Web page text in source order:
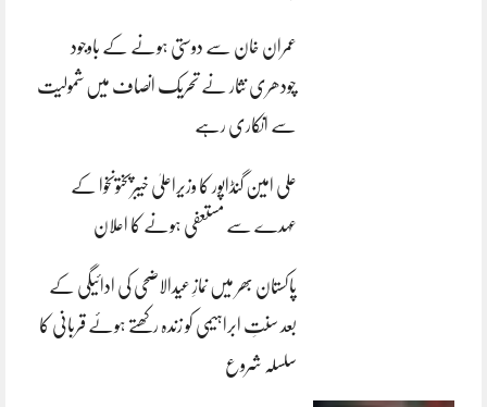
عمران خان سے دوستی ہونے کے باوجود
چودھری نثار نے تحریک انصاف میں شمولیت
سے انکاری رہے
علی امین گنڈاپور کا وزیراعلیٰ خیبرپختونخوا کے
عہدے سے مستعفی ہونے کا اعلان
پاکستان بھر میں نمازِ عیدالاضحی کی ادائیگی کے
بعد سنتِ ابراہیمی کو زندہ رکھتے ہوئے قربانی کا
سلسلہ شروع